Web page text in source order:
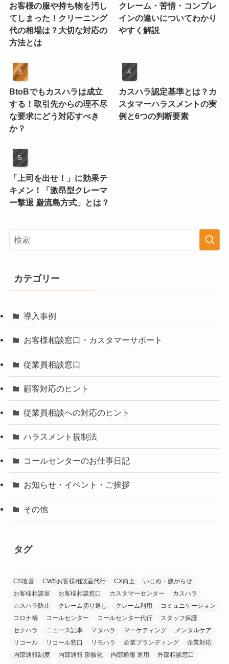
お客様の服や持ち物を汚し
てしまった！クリーニング
代の相場は？大切な対応の
方法とは
クレーム・苦情・コンプレ
インの違いについてわかり
やすく解説
BtoBでもカスハラは成立
する！取引先からの理不尽
な要求にどう対応すべき
か？
カスハラ認定基準とは？カ
スタマーハラスメントの実
例と6つの判断要素
「上司を出せ！」に効果テ
キメン！「激昂型クレーマ
ー撃退 巌流島方式」とは？
カテゴリー
導入事例
お客様相談窓口・カスタマーサポート
従業員相談窓口
顧客対応のヒント
従業員相談への対応のヒント
ハラスメント規制法
コールセンターのお仕事日記
お知らせ・イベント・ご挨拶
その他
タグ
CS改善 CWSお客様相談室代行 CX向上
いじめ・嫌がらせ
お客様相談室
お客様相談窓口 カスタマーセンター
カスハラ
カスハラ防止
クレーム切り返し クレーム利用
コミュニケーション
コロナ禍
コールセンター コールセンター代行
スタッフ保護
セクハラ
ニュース記事 マタハラ マーケティング
メンタルケア
リコール
リコール窓口 リモハラ 企業ブランディング
企業対応
内部通報制度
内部通報 形骸化 内部通報 運用
外部相談窓口